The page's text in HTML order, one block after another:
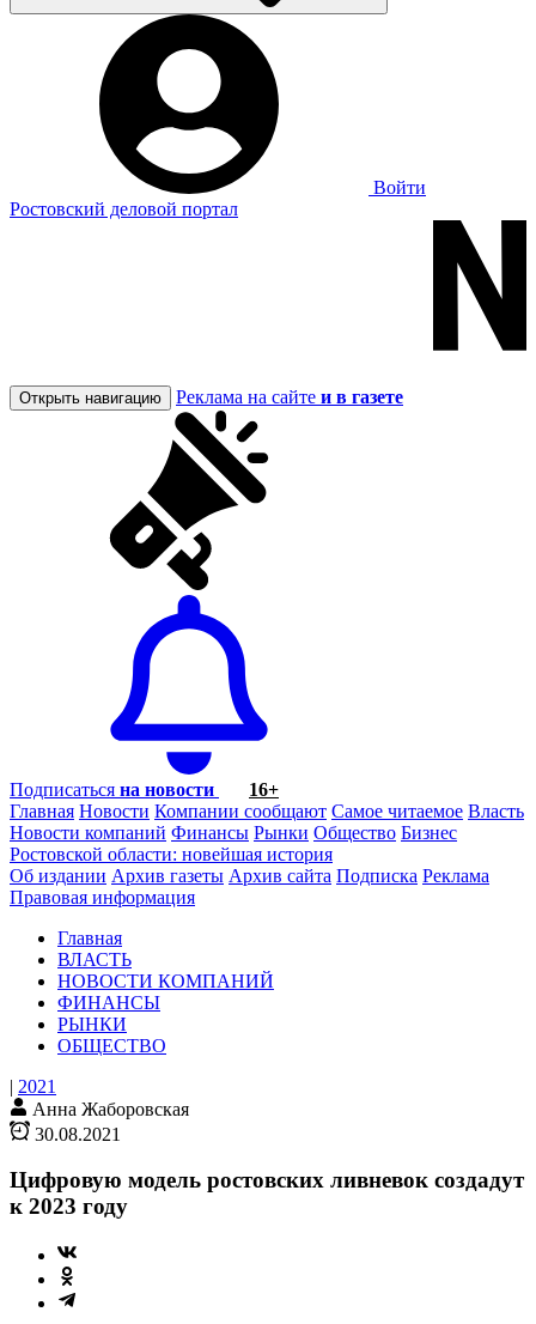
Войти
Ростовский деловой портал
Открыть навигацию Реклама на сайте и в газете
Подписаться на новости
16+
Главная Новости Компании сообщают Самое читаемое Власть
Новости компаний Финансы Рынки Общество Бизнес
Ростовской области: новейшая история
Об издании Архив газеты Архив сайта Подписка Реклама
Правовая информация
Главная
ВЛАСТЬ
НОВОСТИ КОМПАНИЙ
ФИНАНСЫ
РЫНКИ
ОБЩЕСТВО
| 2021
Анна Жаборовская
30.08.2021
Цифровую модель ростовских ливневок создадут
к 2023 году